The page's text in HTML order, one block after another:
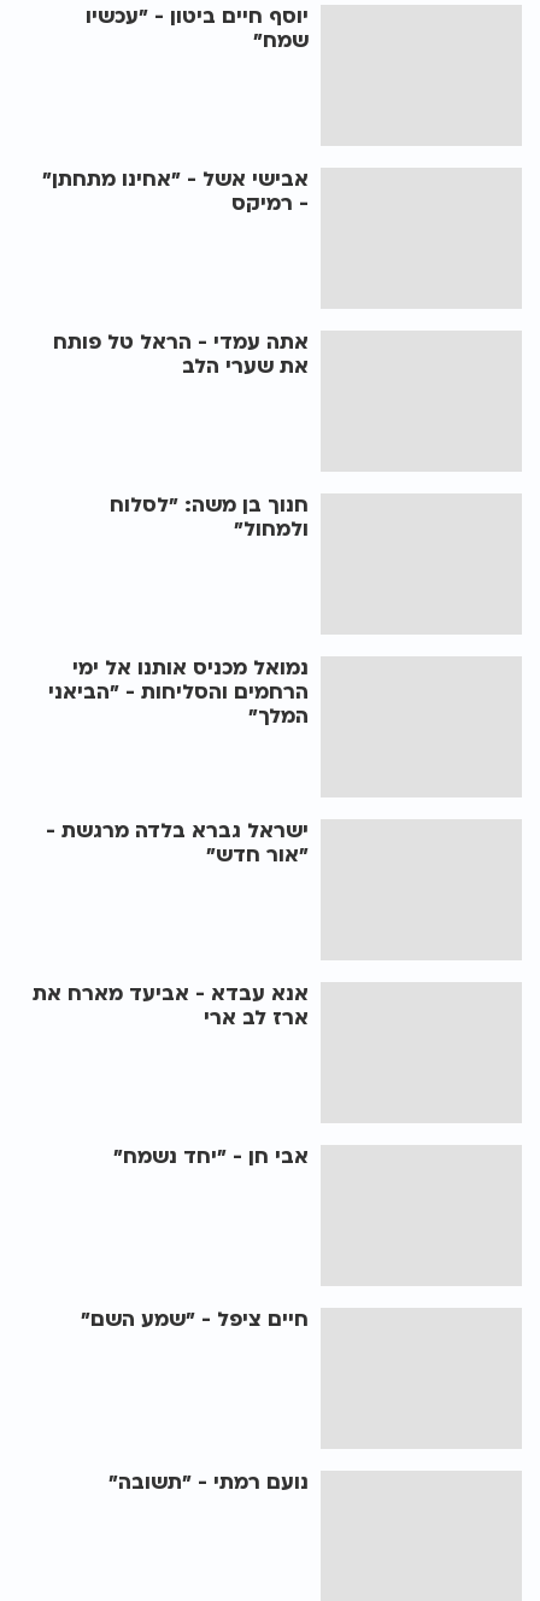
יוסף חיים ביטון - "עכשיו
שמח"
אבישי אשל - "אחינו מתחתן"
- רמיקס
אתה עמדי - הראל טל פותח
את שערי הלב
חנוך בן משה: "לסלוח
ולמחול"
נמואל מכניס אותנו אל ימי
הרחמים והסליחות - "הביאני
המלך"
ישראל גברא בלדה מרגשת -
"אור חדש"
אנא עבדא - אביעד מארח את
ארז לב ארי
אבי חן - "יחד נשמח"
חיים ציפל - "שמע השם"
נועם רמתי - "תשובה"